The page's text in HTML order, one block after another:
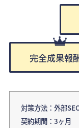
完全成果報
対策方法：外部
契約期間：3ヶ月